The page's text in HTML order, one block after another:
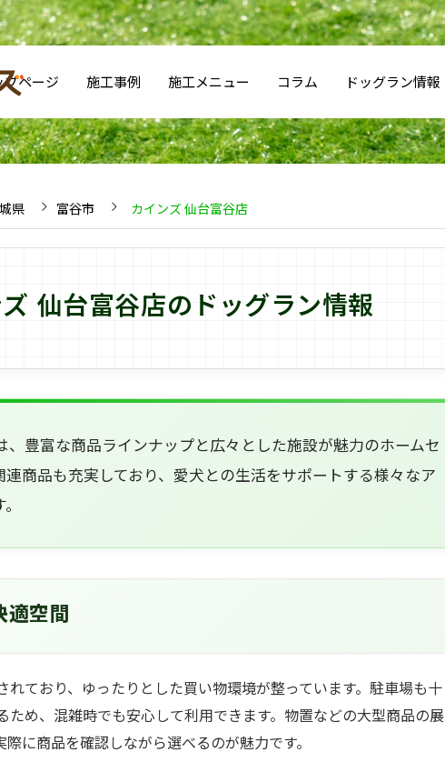
プページ 施工事例 施工メニュー コラム ドッグラン情報
県 富谷市 カインズ 仙台富谷店
仙台富谷店のドッグラン情報
、豊富な商品ラインナップと広々とした施設が魅力のホームセ
連商品も充実しており、愛犬との生活をサポートする様々なア
適空間
れており、ゆったりとした買い物環境が整っています。駐車場も十
ため、混雑時でも安心して利用できます。物置などの大型商品の展
に商品を確認しながら選べるのが魅力です。